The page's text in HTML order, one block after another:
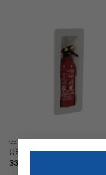
GESINTUVAI
Užfiksuojamas gesintuvo
33,00